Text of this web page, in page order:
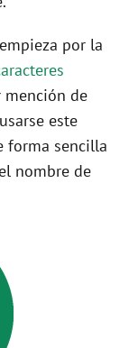
por la
mención de
este
forma sencilla
nombre de